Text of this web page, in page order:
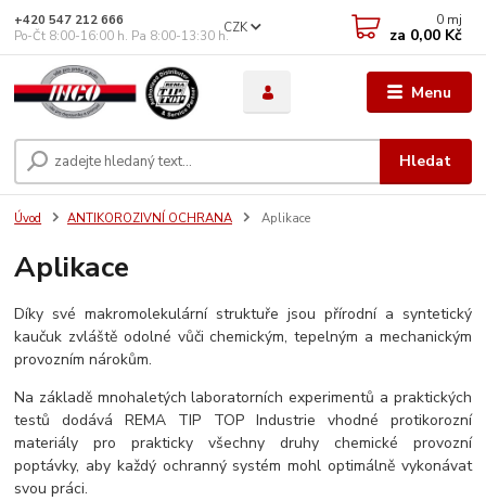
Menu
CZK
Hledat
+420 547 212 666
Po-Čt 8:00-16:00 h. Pa 8:00-13:30 h.
0 mj
za 0,00 Kč
Úvod ANTIKOROZIVNÍ OCHRANA Aplikace
Aplikace
Díky své makromolekulární struktuře jsou přírodní a syntetický
kaučuk zvláště odolné vůči chemickým, tepelným a mechanickým
provozním nárokům.
Na základě mnohaletých laboratorních experimentů a praktických
testů dodává REMA TIP TOP Industrie vhodné protikorozní
materiály pro prakticky všechny druhy chemické provozní
poptávky, aby každý ochranný systém mohl optimálně vykonávat
svou práci.